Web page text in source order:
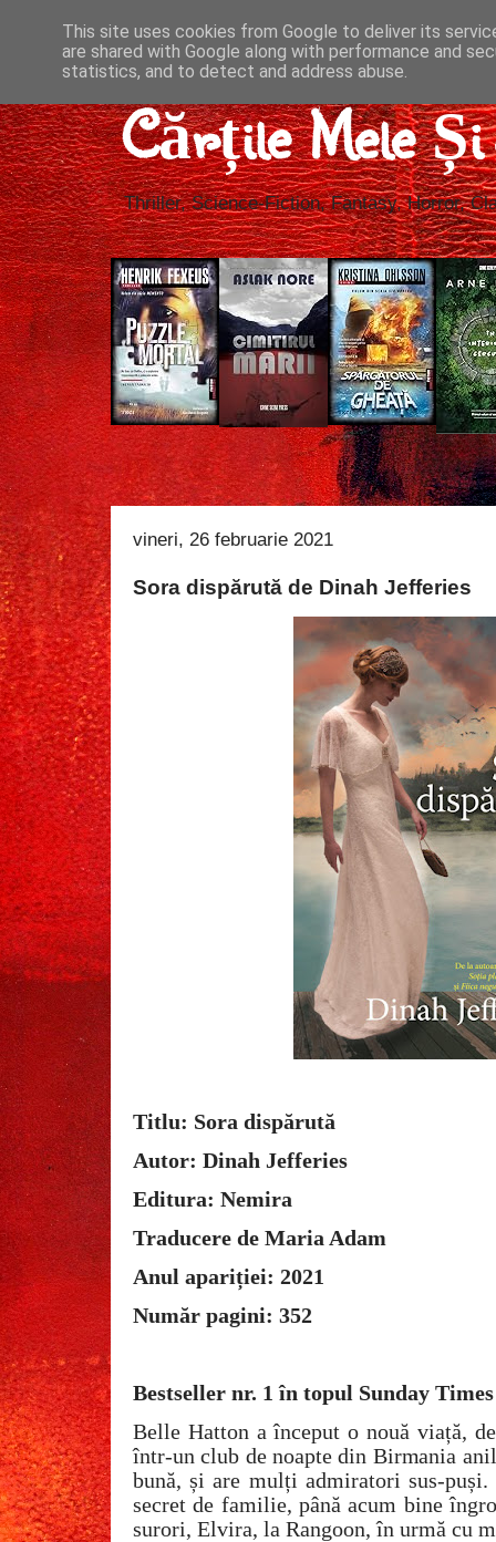
Cărțile Mele
Thriller, Science-Fiction, Fantasy, Horror,
vineri, 26 februarie 2021
Sora dispărută de Dinah Jefferies
Titlu: Sora dispărută
Autor: Dinah Jefferies
Editura: Nemira
Traducere de Maria Adam
Anul apariției: 2021
Număr pagini: 352
Bestseller nr. 1 în topul Sunday Times
Belle Hatton a început o nouă viață,
într-un club de noapte din Birmania
bună, și are mulți admiratori sus-
secret de familie, până acum bine
surori, Elvira, la Rangoon, în urmă cu
This site uses cookies from Google to deliver its
are shared with Google along with performance and
statistics, and to detect and address abuse.